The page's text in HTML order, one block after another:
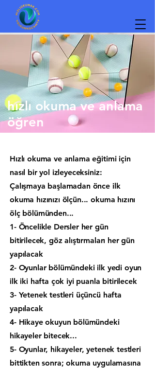
hızlı okuma ve anlama
öğren
Hızlı okuma ve anlama eğitimi için
nasıl bir yol izleyeceksiniz:
Çalışmaya başlamadan önce ilk
okuma hızınızı ölçün... okuma hızını
ölç bölümünden...
1- Öncelikle Dersler her gün
bitirilecek, göz alıştırmaları her gün
yapılacak
2- Oyunlar bölümündeki ilk yedi oyun
ilk iki hafta çok iyi puanla bitirilecek
3- Yetenek testleri üçüncü hafta
yapılacak
4- Hikaye okuyun bölümündeki
hikayeler bitecek...
5- Oyunlar, hikayeler, yetenek testleri
bittikten sonra; okuma uygulamasına